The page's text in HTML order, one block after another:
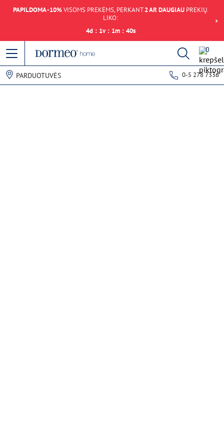
PAPILDOMA -10%VISOMS PREKĖMS, PERKANT2 AR DAUGIAUPREKIŲ.
LIKO:
4d : 1v : 1m : 40s
0
PARDUOTUVĖS 0-5 278 7336